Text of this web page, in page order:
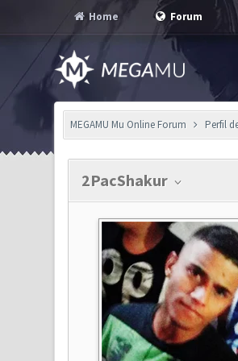
Home Forum
MEGAMU Mu Online Forum Perfil
2PacShakur